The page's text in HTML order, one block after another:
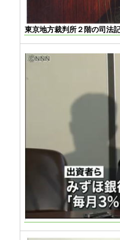
東京地方裁判所２階の司法